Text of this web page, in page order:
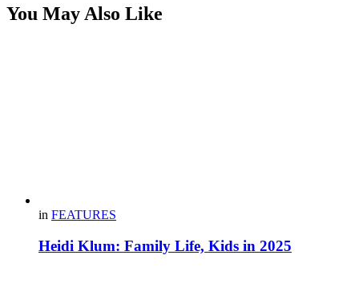
You May Also Like
in FEATURES
Heidi Klum: Family Life, Kids in 2025